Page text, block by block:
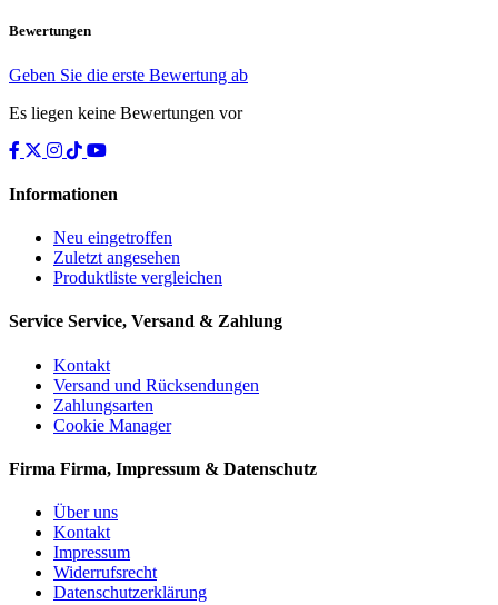
Bewertungen
Geben Sie die erste Bewertung ab
Es liegen keine Bewertungen vor
Informationen
Neu eingetroffen
Zuletzt angesehen
Produktliste vergleichen
Service Service, Versand & Zahlung
Kontakt
Versand und Rücksendungen
Zahlungsarten
Cookie Manager
Firma Firma, Impressum & Datenschutz
Über uns
Kontakt
Impressum
Widerrufsrecht
Datenschutzerklärung